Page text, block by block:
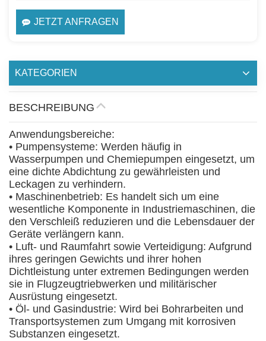
JETZT ANFRAGEN
KATEGORIEN
BESCHREIBUNG
Anwendungsbereiche:
• Pumpensysteme: Werden häufig in
Wasserpumpen und Chemiepumpen eingesetzt, um
eine dichte Abdichtung zu gewährleisten und
Leckagen zu verhindern.
• Maschinenbetrieb: Es handelt sich um eine
wesentliche Komponente in Industriemaschinen, die
den Verschleiß reduzieren und die Lebensdauer der
Geräte verlängern kann.
• Luft- und Raumfahrt sowie Verteidigung: Aufgrund
ihres geringen Gewichts und ihrer hohen
Dichtleistung unter extremen Bedingungen werden
sie in Flugzeugtriebwerken und militärischer
Ausrüstung eingesetzt.
• Öl- und Gasindustrie: Wird bei Bohrarbeiten und
Transportsystemen zum Umgang mit korrosiven
Substanzen eingesetzt.